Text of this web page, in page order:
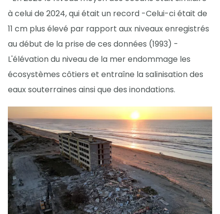
à celui de 2024, qui était un record -Celui-ci était de
11 cm plus élevé par rapport aux niveaux enregistrés
au début de la prise de ces données (1993) -
L'élévation du niveau de la mer endommage les
écosystèmes côtiers et entraîne la salinisation des
eaux souterraines ainsi que des inondations.